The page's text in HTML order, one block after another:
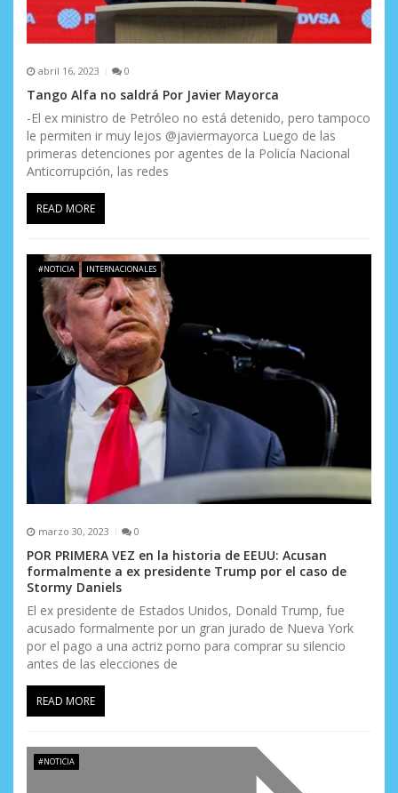
a
s
abril 16, 2023 0
Tango Alfa no saldrá Por Javier Mayorca
-El ex ministro de Petróleo no está detenido, pero tampoco
le permiten ir muy lejos @javiermayorca Luego de las
primeras detenciones por agentes de la Policía Nacional
Anticorrupción, las redes
READ MORE
#NOTICIA INTERNACIONALES
marzo 30, 2023 0
POR PRIMERA VEZ en la historia de EEUU: Acusan
formalmente a ex presidente Trump por el caso de
Stormy Daniels
El ex presidente de Estados Unidos, Donald Trump, fue
acusado formalmente por un gran jurado de Nueva York
por el pago a una actriz porno para comprar su silencio
antes de las elecciones de
READ MORE
#NOTICIA